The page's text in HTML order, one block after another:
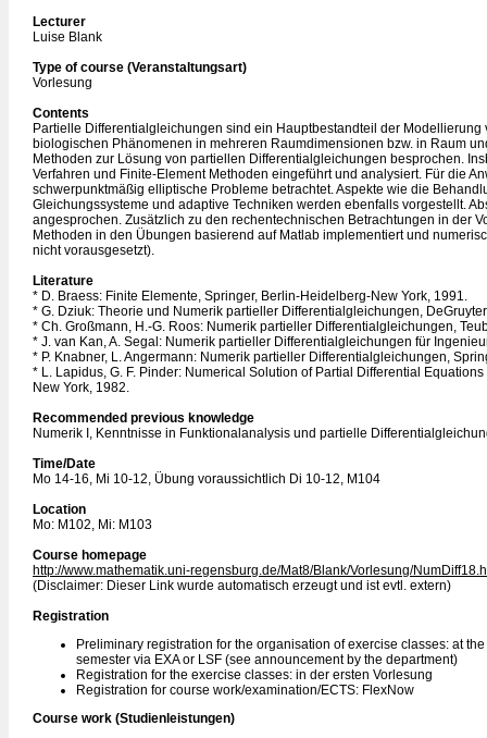
Lecturer
Luise Blank
Type of course (Veranstaltungsart)
Vorlesung
Contents
Partielle Differentialgleichungen sind ein Hauptbestandteil der
biologischen Phänomenen in mehreren Raumdimensionen bzw. in Raum
Methoden zur Lösung von partiellen Differentialgleichungen besprochen.
Verfahren und Finite-Element Methoden eingeführt und analysiert. Für die
schwerpunktmäßig elliptische Probleme betrachtet. Aspekte wie die
Gleichungssysteme und adaptive Techniken werden ebenfalls vorgestellt.
angesprochen. Zusätzlich zu den rechentechnischen Betrachtungen in der
Methoden in den Übungen basierend auf Matlab implementiert und
nicht vorausgesetzt).
Literature
* D. Braess: Finite Elemente, Springer, Berlin-Heidelberg-New York, 1991.
* G. Dziuk: Theorie und Numerik partieller Differentialgleichungen,
* Ch. Großmann, H.-G. Roos: Numerik partieller Differentialgleichungen,
* J. van Kan, A. Segal: Numerik partieller Differentialgleichungen für
* P. Knabner, L. Angermann: Numerik partieller Differentialgleichungen,
* L. Lapidus, G. F. Pinder: Numerical Solution of Partial Differential
New York, 1982.
Recommended previous knowledge
Numerik I, Kenntnisse in Funktionalanalysis und partielle
Time/Date
Mo 14-16, Mi 10-12, Übung voraussichtlich Di 10-12, M104
Location
Mo: M102, Mi: M103
Course homepage
http://www.mathematik.uni-regensburg.de/Mat8/Blank/Vorlesung/
(Disclaimer: Dieser Link wurde automatisch erzeugt und ist evtl. extern)
Registration
Preliminary registration for the organisation of exercise classes: at
semester via EXA or LSF (see announcement by the department)
Registration for the exercise classes: in der ersten Vorlesung
Registration for course work/examination/ECTS: FlexNow
Course work (Studienleistungen)